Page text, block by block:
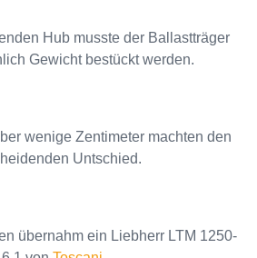
Hub musste der Ballastträger
Gewicht bestückt werden.
wenige Zentimeter machten den
Untschied.
übernahm ein Liebherr LTM 1250-